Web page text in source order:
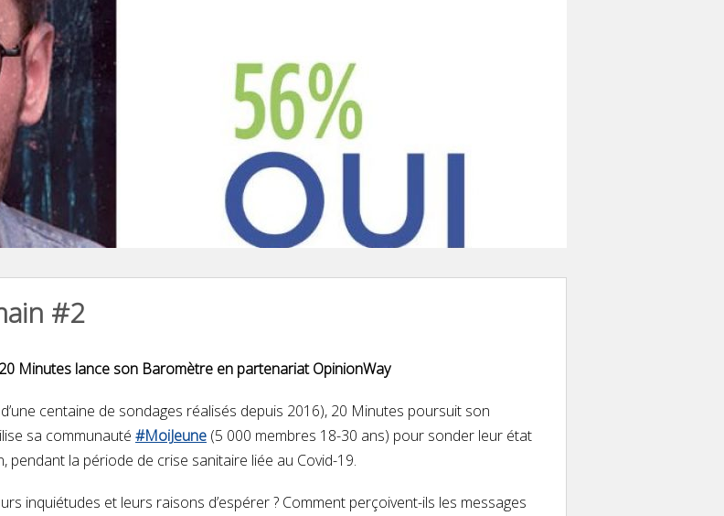
#2
20 Minutes lance son Baromètre en partenariat OpinionWay
centaine de sondages réalisés depuis 2016), 20 Minutes poursuit son
sa communauté #MoiJeune (5 000 membres 18-30 ans) pour sonder leur état
pendant la période de crise sanitaire liée au Covid-19.
inquiétudes et leurs raisons d’espérer ? Comment perçoivent-ils les messages